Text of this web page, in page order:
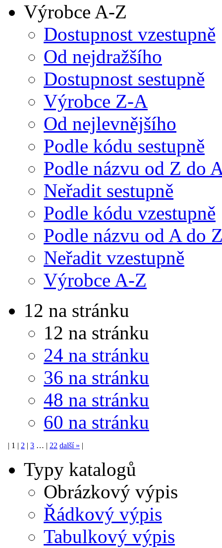
Výrobce A-Z
Dostupnost vzestupně
Od nejdražšího
Dostupnost sestupně
Výrobce Z-A
Od nejlevnějšího
Podle kódu sestupně
Podle názvu od Z do
Neřadit sestupně
Podle kódu vzestupně
Podle názvu od A do
Neřadit vzestupně
Výrobce A-Z
12 na stránku
12 na stránku
24 na stránku
36 na stránku
48 na stránku
60 na stránku
1 2 3 … 22 další »
Typy katalogů
Obrázkový výpis
Řádkový výpis
Tabulkový výpis